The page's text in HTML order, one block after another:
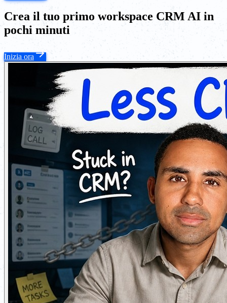
Crea il tuo primo workspace CRM AI in
pochi minuti
Inizia ora